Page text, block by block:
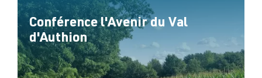
Conférence l'Avenir du Val
d'Authion